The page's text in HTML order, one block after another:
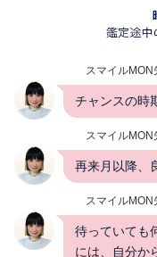
スマイルMON
チャンスの時
スマイルMON
再来月以降、
スマイルMON
待っていても
には、自分か